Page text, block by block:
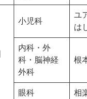
小児科
ユ
は
内科・外
科・脳神経
外科
根
眼科 相